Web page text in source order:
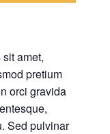
amet,
pretium
orci gravida
Sed pulvinar